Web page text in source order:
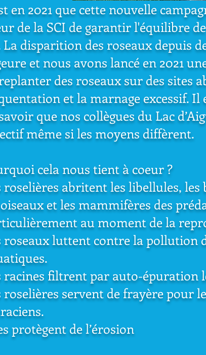
en 2021 que cette nouvelle
de la SCI de garantir l'équilibre
La disparition des roseaux depuis
et nous avons lancé en 2021
des roseaux sur des sites
et la marnage excessif.
que nos collègues du Lac
même si les moyens diffèrent.
cela nous tient à coeur ?
roselières abritent les libellules, les
et les mammifères des
au moment de la
roseaux luttent contre la pollution
racines filtrent par auto-épuration
roselières servent de frayère pour
protègent de l’érosion